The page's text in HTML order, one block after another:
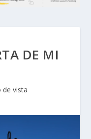
DE MI
de vista